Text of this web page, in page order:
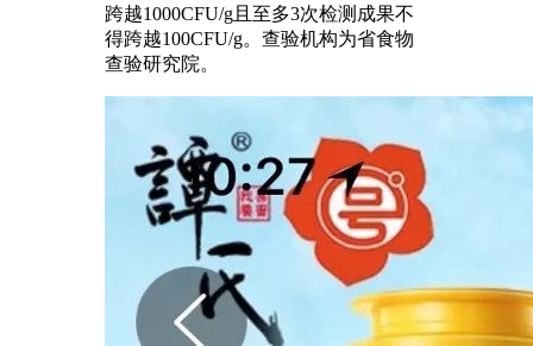
跨越1000CFU/g且至多3次检测成果不
得跨越100CFU/g。查验机构为省食物
查验研究院。